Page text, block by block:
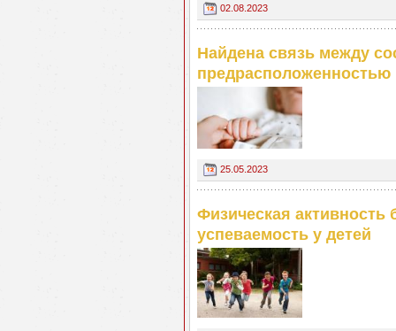
02.08.2023
Найдена связь между
предрасположенностью
25.05.2023
Физическая активность
успеваемость у детей